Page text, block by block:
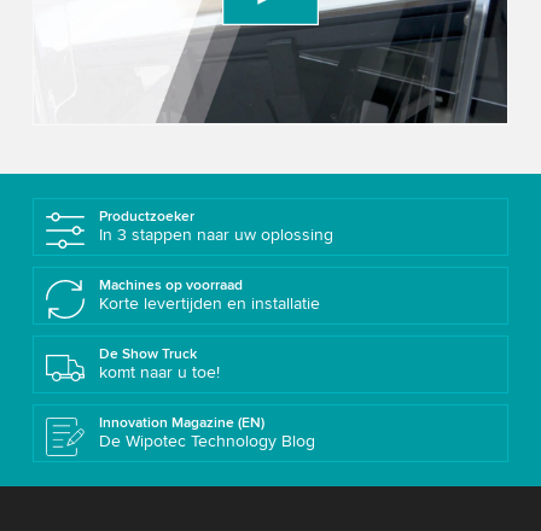
Please review the details and accept the service
to watch this video.
More information
Productzoeker
In 3 stappen naar uw oplossing
Machines op voorraad
Korte levertijden en installatie
De Show Truck
komt naar u toe!
Innovation Magazine (EN)
De Wipotec Technology Blog